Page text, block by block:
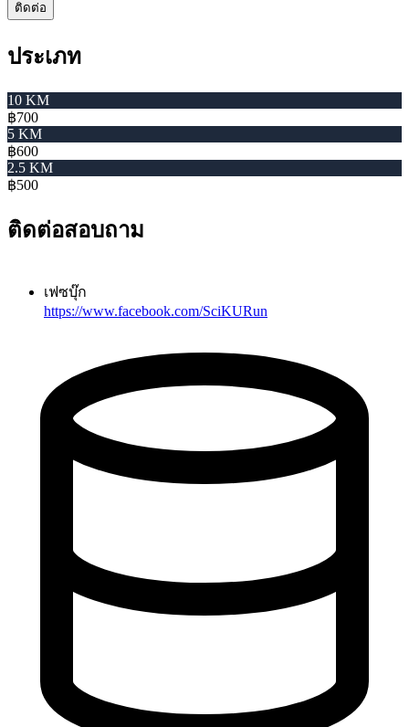
ติดต่อ
ประเภท
10 KM
฿700
5 KM
฿600
2.5 KM
฿500
ติดต่อสอบถาม
เฟซบุ๊ก
https://www.facebook.com/SciKURun